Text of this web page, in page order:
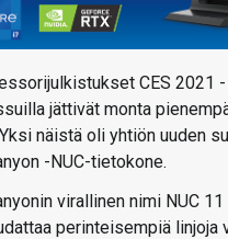
CES 2021 -
jättivät monta
näistä oli yhtiön uuden
-NUC-tietokone.
virallinen nimi NUC
perinteisempiä linjoja